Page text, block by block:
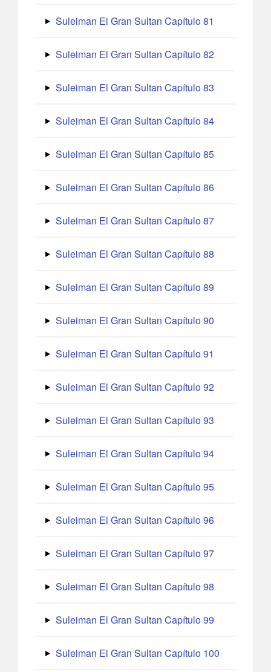
Suleiman El Gran Sultan Capítulo 81
Suleiman El Gran Sultan Capítulo 82
Suleiman El Gran Sultan Capítulo 83
Suleiman El Gran Sultan Capítulo 84
Suleiman El Gran Sultan Capítulo 85
Suleiman El Gran Sultan Capítulo 86
Suleiman El Gran Sultan Capítulo 87
Suleiman El Gran Sultan Capítulo 88
Suleiman El Gran Sultan Capítulo 89
Suleiman El Gran Sultan Capítulo 90
Suleiman El Gran Sultan Capítulo 91
Suleiman El Gran Sultan Capítulo 92
Suleiman El Gran Sultan Capítulo 93
Suleiman El Gran Sultan Capítulo 94
Suleiman El Gran Sultan Capítulo 95
Suleiman El Gran Sultan Capítulo 96
Suleiman El Gran Sultan Capítulo 97
Suleiman El Gran Sultan Capítulo 98
Suleiman El Gran Sultan Capítulo 99
Suleiman El Gran Sultan Capítulo 100